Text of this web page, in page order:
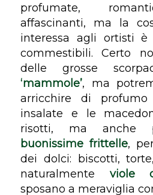
profumate,
affascinanti, ma la
interessa agli ortisti è
commestibili. Certo
delle grosse
‘mammole’, ma
arricchire di
insalate e le
risotti, ma anche
buonissime frittelle,
dei dolci: biscotti,
naturalmente viole
sposano a meraviglia